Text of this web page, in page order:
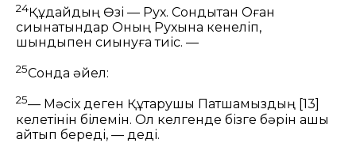
24Құдайдың Өзі — Рух. Сондықтан Оған
сиынатындар Оның Рухына кенеліп,
шындықпен сиынуға тиіс. —
25Сонда әйел:
25— Мәсіх деген Құтқарушы Патшамыздың [13]
келетінін білемін. Ол келгенде бізге бәрін ашық
айтып береді, — деді.